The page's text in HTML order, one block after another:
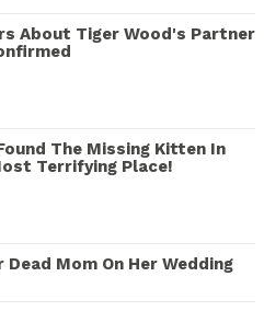
About Tiger Wood's Partner
The Missing Kitten In
Terrifying Place!
Mom On Her Wedding